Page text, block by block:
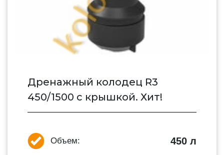
Дренажный колодец R3
450/1500 с крышкой. Хит!
Объем: 450 л